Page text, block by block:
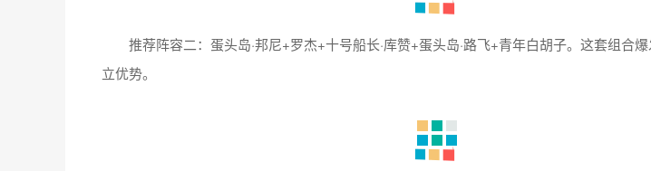
推荐阵容二：蛋头岛·邦尼+罗杰+十号船长·库赞+蛋头岛·路飞+青年白胡子。这套组合
立优势。